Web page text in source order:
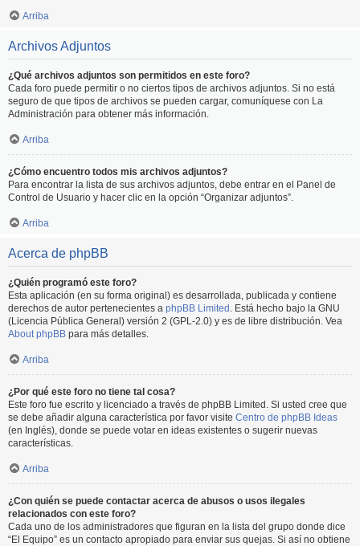
Arriba
Archivos Adjuntos
¿Qué archivos adjuntos son permitidos en este foro?
Cada foro puede permitir o no ciertos tipos de archivos adjuntos. Si no está
seguro de que tipos de archivos se pueden cargar, comuníquese con La
Administración para obtener más información.
Arriba
¿Cómo encuentro todos mis archivos adjuntos?
Para encontrar la lista de sus archivos adjuntos, debe entrar en el Panel de
Control de Usuario y hacer clic en la opción “Organizar adjuntos”.
Arriba
Acerca de phpBB
¿Quién programó este foro?
Esta aplicación (en su forma original) es desarrollada, publicada y contiene
derechos de autor pertenecientes a phpBB Limited . Está hecho bajo la GNU
(Licencia Pública General) versión 2 (GPL-2.0) y es de libre distribución. Vea
About phpBB para más detalles.
Arriba
¿Por qué este foro no tiene tal cosa?
Este foro fue escrito y licenciado a través de phpBB Limited. Si usted cree que
se debe añadir alguna característica por favor visite Centro de phpBB Ideas
(en Inglés), donde se puede votar en ideas existentes o sugerir nuevas
características.
Arriba
¿Con quién se puede contactar acerca de abusos o usos ilegales
relacionados con este foro?
Cada uno de los administradores que figuran en la lista del grupo donde dice
“El Equipo” es un contacto apropiado para enviar sus quejas. Si así no obtiene